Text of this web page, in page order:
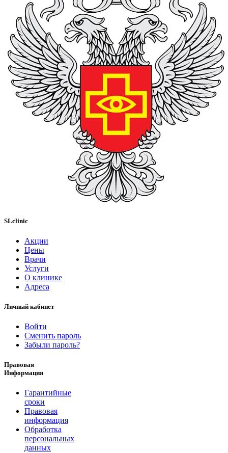
SLclinic
Акции
Цены
Врачи
Услуги
О клинике
Адреса
Личный кабинет
Войти
Сменить пароль
Забыли пароль?
Правовая
Информация
Гарантийные
сроки
Правовая
информация
Обработка
персональных
данных